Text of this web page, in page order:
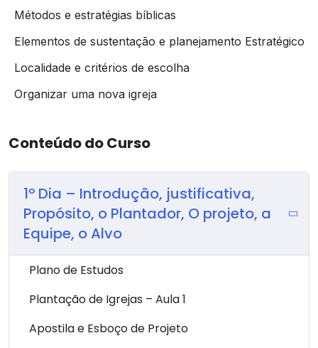
Métodos e estratégias bíblicas
Elementos de sustentação e planejamento Estratégico
Localidade e critérios de escolha
Organizar uma nova igreja
Conteúdo do Curso
1º Dia – Introdução, justificativa,
Propósito, o Plantador, O projeto, a
Equipe, o Alvo
Plano de Estudos
Plantação de Igrejas – Aula 1
Apostila e Esboço de Projeto